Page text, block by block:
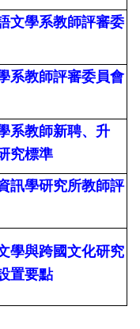
文學系教師評審委
系教師評審委員會
系教師新聘、升
究標準
訊學研究所教師評
學與跨國文化研究
置要點